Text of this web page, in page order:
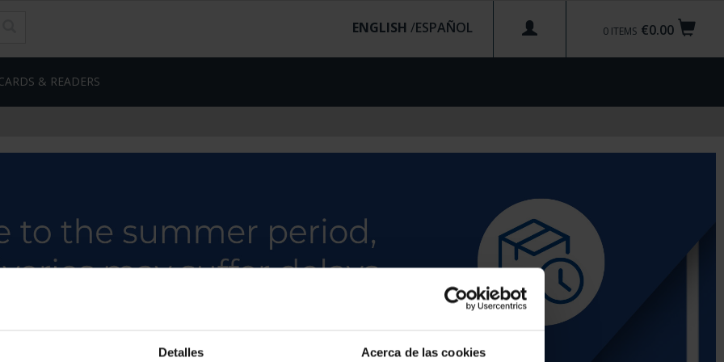
Detalles Acerca de las cookies
€0.00
0 ITEMS
ENGLISH /
& READERS